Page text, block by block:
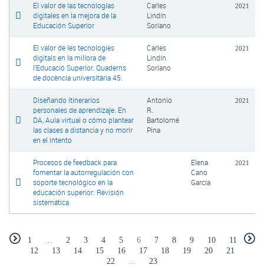
El valor de las tecnologías
digitales en la mejora de la
Educación Superior
Carles
Lindín
Soriano
2021
El valor de les tecnologies
digitals en la millora de
l’Educació Superior. Quaderns
de docència universitària 45.
Carles
Lindín
Soriano
2021
Diseñando itinerarios
personales de aprendizaje. En
DA, Aula virtual o cómo plantear
las clases a distancia y no morir
en el intento
Antonio
R.
Bartolomé
Pina
2021
Procesos de feedback para
fomentar la autorregulación con
soporte tecnológico en la
educación superior: Revisión
sistemática
Elena
Cano
García
2021
1 ... 2 3 4 5 6 7 8 9 10
11
12
13 14 15 16 17 18 19 20
21
22
... 23